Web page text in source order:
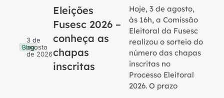
Blog
3 de
agosto
de 2026
Eleições
Fusesc 2026 –
conheça as
chapas
inscritas
Hoje, 3 de agosto,
às 16h, a Comissão
Eleitoral da Fusesc
realizou o sorteio do
número das chapas
inscritas no
Processo Eleitoral
2026. O prazo